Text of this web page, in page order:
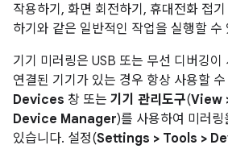
작용하기, 화면 회전하기, 휴대전화 접
하기와 같은 일반적인 작업을 실행할 수
기기 미러링은 USB 또는 무선 디버깅이
연결된 기기가 있는 경우 항상 사용할
Devices 창 또는 기기 관리도구(View
Device Manager)를 사용하여 미러
있습니다. 설정(Settings > Tools >